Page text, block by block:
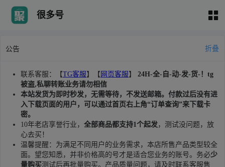
很多号
公告 折叠
联系客服：【TG客服】【 网页客服】 24H-全-自-动-发-货-！tg
被盗,私聊转账业务请勿相信
本站发货为即时秒发，无需等待，不发送邮箱。付款过后没有进
入下载页面的用户，可以通过首页右上角“订单查询”来下载卡
密。
10年老店享誉行业， 全部商品都支持1个起发，测试没问题，放
心去买！
温馨提醒：为满足不同用户的业务需求，本店所售产品类型较全
面。望您知悉，并非价格高的号才是适合您业务的账号。务必少
量购买测试后再批量购买。产品质量问题，请及时联系客服售